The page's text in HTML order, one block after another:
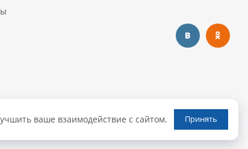
ваше взаимодействие с сайтом. Принять